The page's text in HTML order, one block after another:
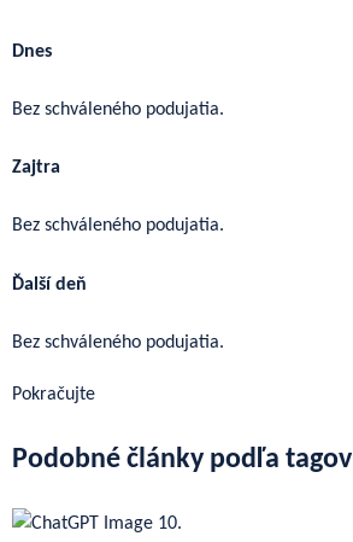
Dnes
Bez schváleného podujatia.
Zajtra
Bez schváleného podujatia.
Ďalší deň
Bez schváleného podujatia.
Pokračujte
Podobné články podľa tagov